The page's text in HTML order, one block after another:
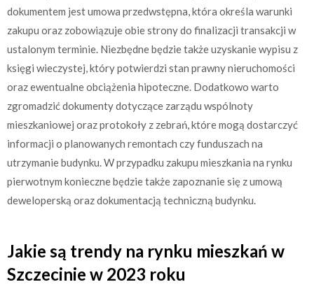
dokumentem jest umowa przedwstępna, która określa warunki
zakupu oraz zobowiązuje obie strony do finalizacji transakcji w
ustalonym terminie. Niezbędne będzie także uzyskanie wypisu z
księgi wieczystej, który potwierdzi stan prawny nieruchomości
oraz ewentualne obciążenia hipoteczne. Dodatkowo warto
zgromadzić dokumenty dotyczące zarządu wspólnoty
mieszkaniowej oraz protokoły z zebrań, które mogą dostarczyć
informacji o planowanych remontach czy funduszach na
utrzymanie budynku. W przypadku zakupu mieszkania na rynku
pierwotnym konieczne będzie także zapoznanie się z umową
deweloperską oraz dokumentacją techniczną budynku.
Jakie są trendy na rynku mieszkań w
Szczecinie w 2023 roku